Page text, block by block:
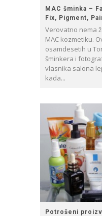
MAC šminka –
Fix, Pigment,
Verovatno nema
MAC kozmetiku.
osamdesetih u
šminkera i
vlasnika salona
kada...
Potrošeni